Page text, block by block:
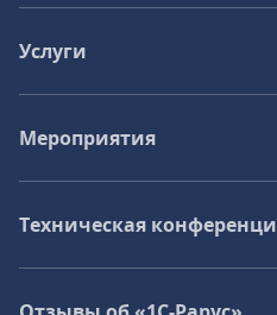
Услуги
Мероприятия
Техническая